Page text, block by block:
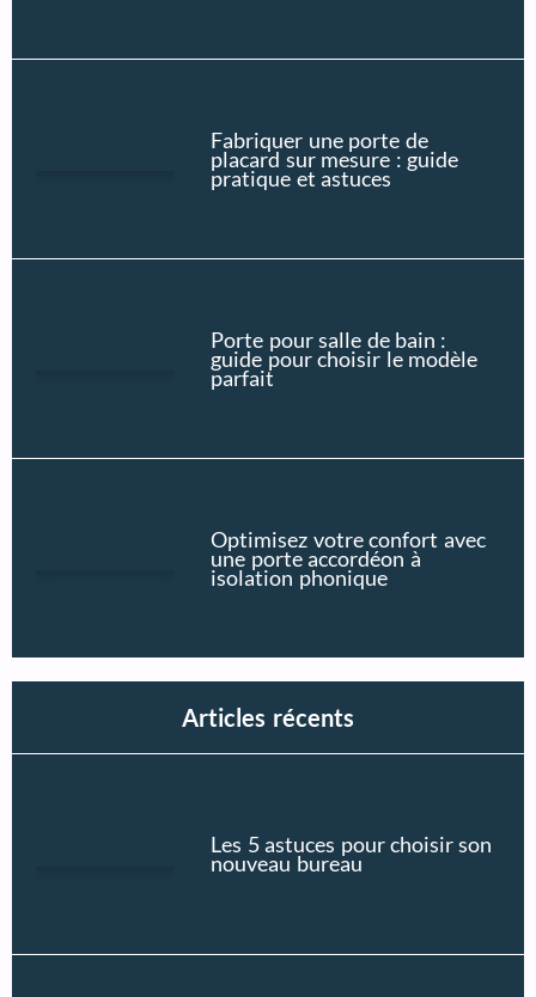
Fabriquer une porte de
placard sur mesure : guide
pratique et astuces
Porte pour salle de bain :
guide pour choisir le modèle
parfait
Optimisez votre confort avec
une porte accordéon à
isolation phonique
Articles récents
Les 5 astuces pour choisir son
nouveau bureau